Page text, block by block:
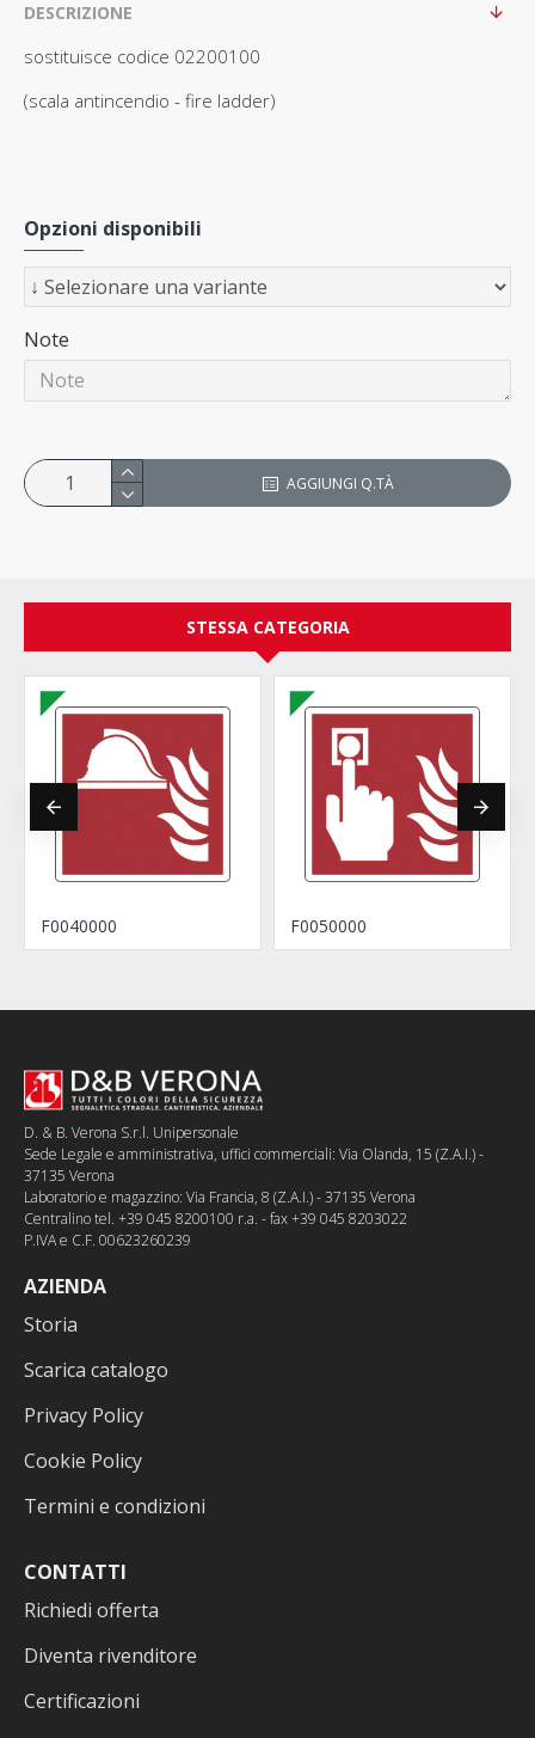
DESCRIZIONE
sostituisce codice 02200100
(scala antincendio - fire ladder)
Opzioni disponibili
Note
AGGIUNGI Q.TÀ
STESSA CATEGORIA
F0040000 F0050000
D. & B. Verona S.r.l. Unipersonale
Sede Legale e amministrativa, uffici commerciali: Via Olanda, 15 (Z.A.I.) -
37135 Verona
Laboratorio e magazzino: Via Francia, 8 (Z.A.I.) - 37135 Verona
Centralino tel. +39 045 8200100 r.a. - fax +39 045 8203022
P.IVA e C.F. 00623260239
AZIENDA
Storia
Scarica catalogo
Privacy Policy
Cookie Policy
Termini e condizioni
CONTATTI
Richiedi offerta
Diventa rivenditore
Certificazioni